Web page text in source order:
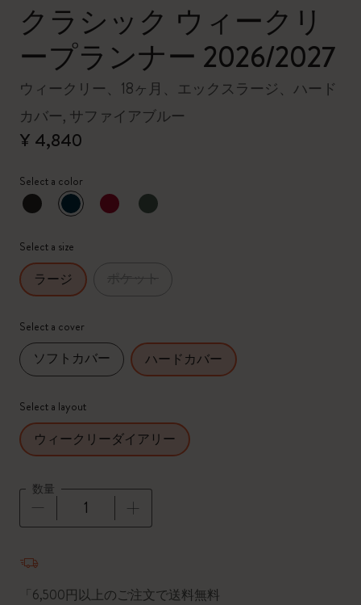
クラシック ウィークリ
ープランナー 2026/2027
ウィークリー、18ヶ月、エックスラージ、ハード
カバー, サファイアブルー
¥ 4,840
Select a color
選択済
*選択したカラー
Select a size
ラージ
Select a cover
ソフトカバー ハードカバー
Select a layout
ウィークリーダイアリー
数量
「6,500円以上のご注文で送料無料